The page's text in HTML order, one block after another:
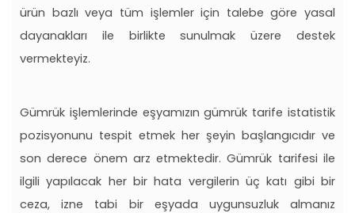
ürün bazlı veya tüm işlemler için talebe göre yasal
dayanakları ile birlikte sunulmak üzere destek
vermekteyiz.
Gümrük işlemlerinde eşyamızın gümrük tarife istatistik
pozisyonunu tespit etmek her şeyin başlangıcıdır ve
son derece önem arz etmektedir. Gümrük tarifesi ile
ilgili yapılacak her bir hata vergilerin üç katı gibi bir
ceza, izne tabi bir eşyada uygunsuzluk almanız